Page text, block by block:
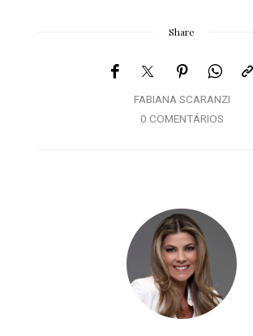
Share
FABIANA SCARANZI
0 COMENTÁRIOS